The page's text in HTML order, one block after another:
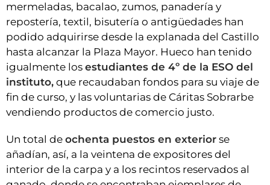
mermeladas, bacalao, zumos, panadería y
repostería, textil, bisutería o antigüedades han
podido adquirirse desde la explanada del Castillo
hasta alcanzar la Plaza Mayor. Hueco han tenido
igualmente los estudiantes de 4º de la ESO del
instituto, que recaudaban fondos para su viaje de
fin de curso, y las voluntarias de Cáritas Sobrarbe
vendiendo productos de comercio justo.
Un total de ochenta puestos en exterior se
añadían, así, a la veintena de expositores del
interior de la carpa y a los recintos reservados al